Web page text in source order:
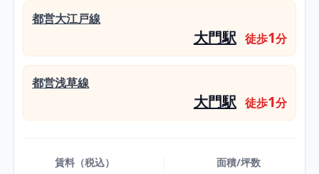
都営大江戸線
大門駅 徒歩1分
都営浅草線
大門駅 徒歩1分
賃料（税込） 面積/坪数